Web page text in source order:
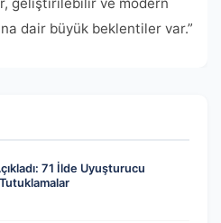
dair büyük beklentiler var.”
71 İlde Uyuşturucu